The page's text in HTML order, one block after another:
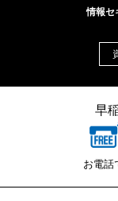
情報セ
早
お電話